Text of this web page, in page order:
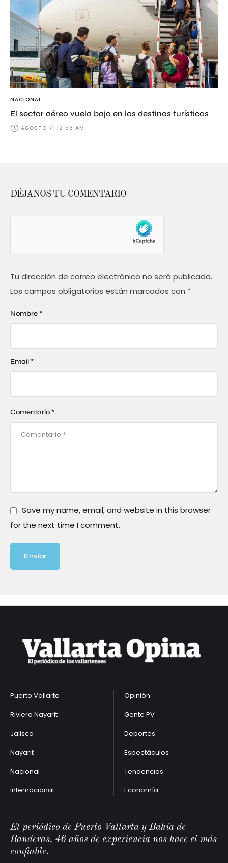
NACIONAL
El sector aéreo vuela bajo en los destinos turísticos
AGOSTO 7, 12:53 AM
DÉJANOS TU COMENTARIO
Tu dirección de correo electrónico no será publicada.
Los campos obligatorios están marcados con *
Comentario *
Nombre *
Email *
Save my name, email, and website in this browser
for the next time I comment.
Envíar
Puerto Vallarta
Riviera Nayarit
Jalisco
Nayarit
Nacional
Internacional
Opinión
Gente PV
Deportes
Espectáculos
Tendencias
Economía
El periódico de Puerto Vallarta y Bahía de
Banderas. 46 años de experiencia nos hace el más
confiable.